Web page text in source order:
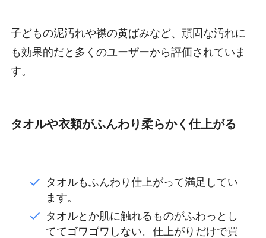
子どもの泥汚れや襟の黄ばみなど、頑固な汚れに
も効果的だと多くのユーザーから評価されていま
す。
タオルや衣類がふんわり柔らかく仕上がる
タオルもふんわり仕上がって満足してい
ます。
タオルとか肌に触れるものがふわっとし
ててゴワゴワしない。仕上がりだけで買